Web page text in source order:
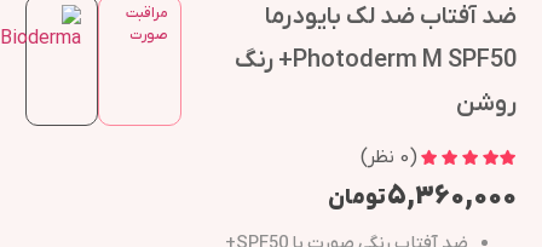
ضد آفتاب ضد لک بایودرما
Photoderm M SPF50+ رنگ
روشن
مراقبت
صورت
(
0 نظر)
۵,۳۶۰,۰۰۰تومان